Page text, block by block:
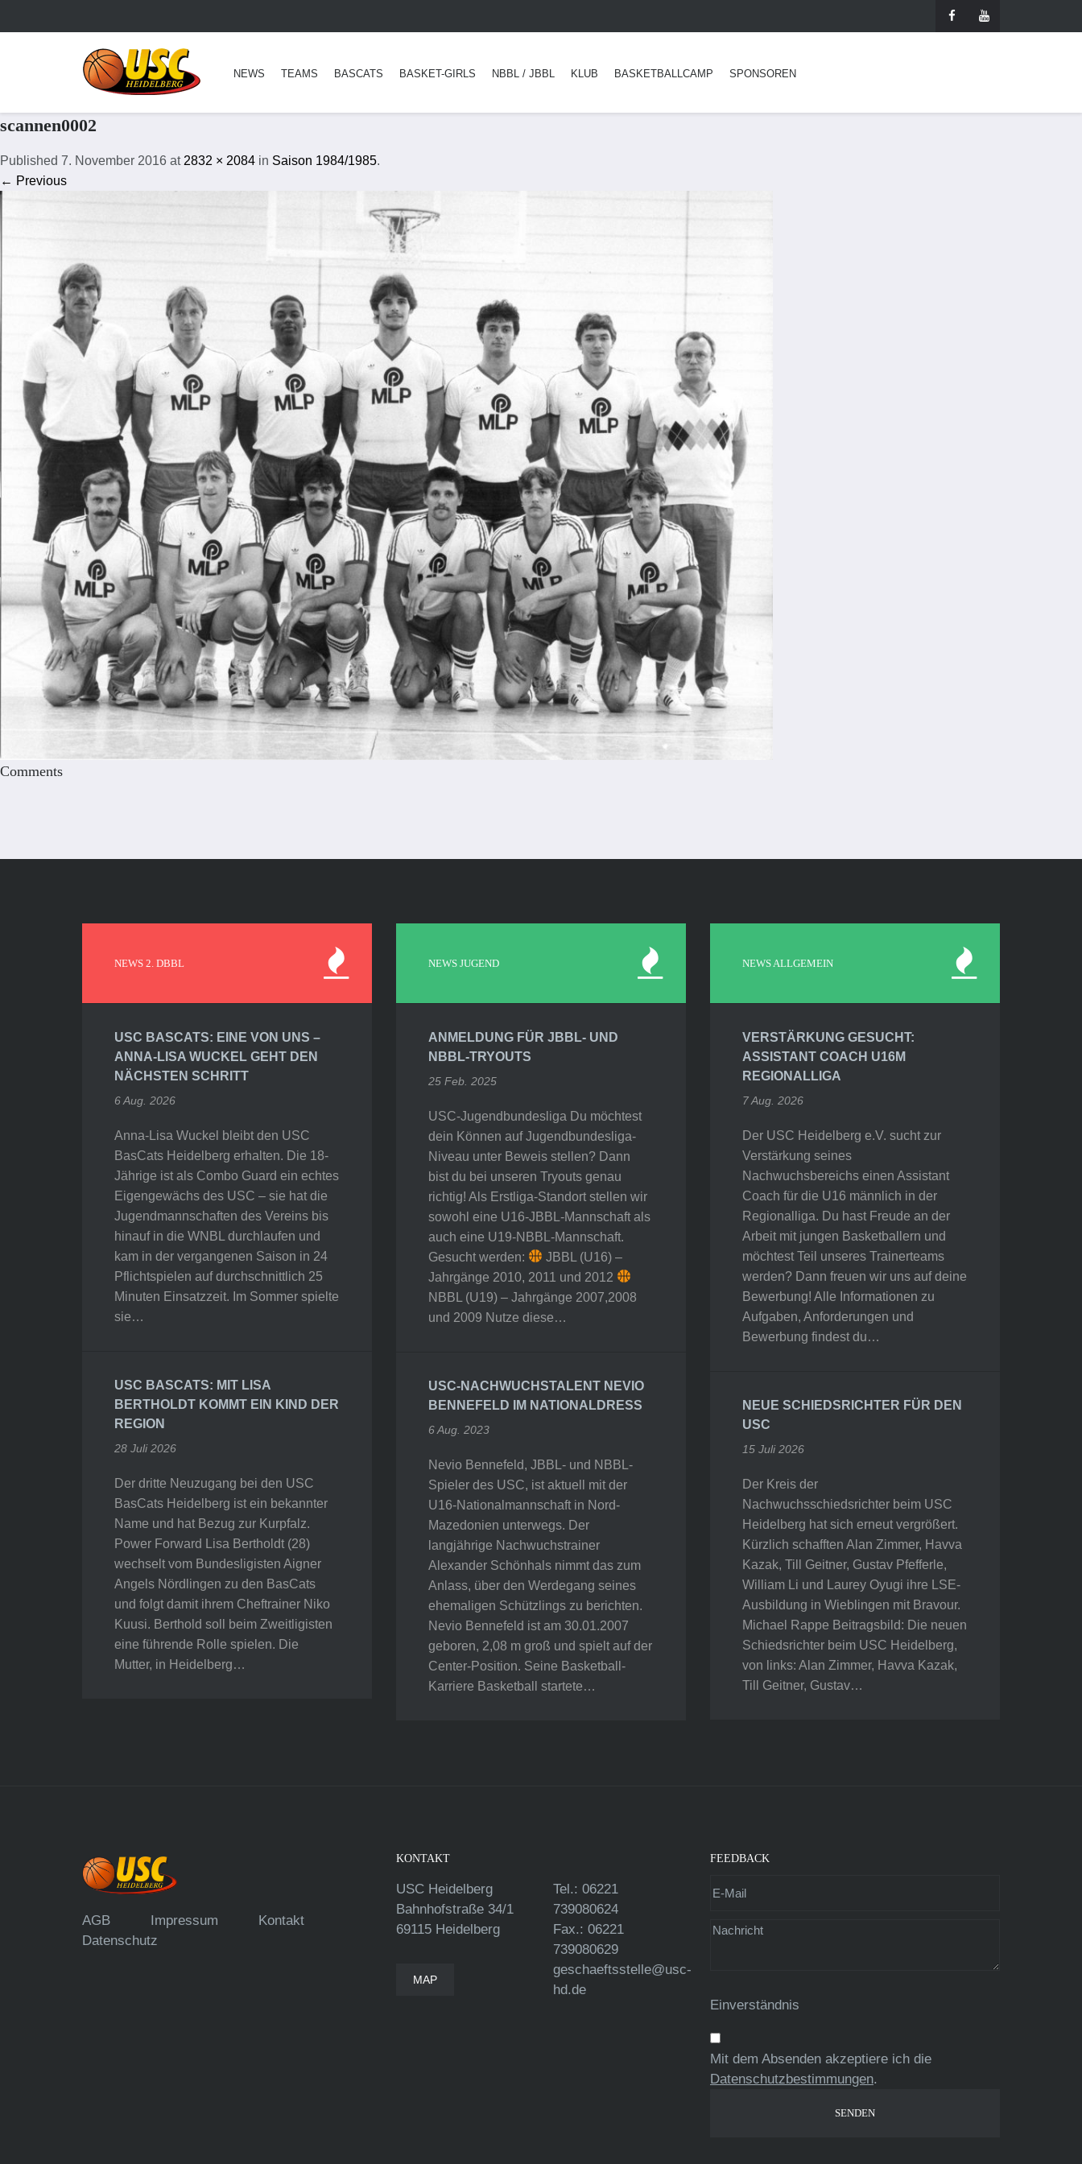
NEWS TEAMS BASCATS BASKET-GIRLS NBBL / JBBL KLUB BASKETBALLCAMP SPONSOREN
scannen0002
Published 7. November 2016 at 2832 × 2084 in Saison 1984/1985.
← Previous
Comments
NEWS 2. DBBL
USC BASCATS: EINE VON UNS –
ANNA-LISA WUCKEL GEHT DEN
NÄCHSTEN SCHRITT
6 Aug. 2026
Anna-Lisa Wuckel bleibt den USC
BasCats Heidelberg erhalten. Die 18-
Jährige ist als Combo Guard ein echtes
Eigengewächs des USC – sie hat die
Jugendmannschaften des Vereins bis
hinauf in die WNBL durchlaufen und
kam in der vergangenen Saison in 24
Pflichtspielen auf durchschnittlich 25
Minuten Einsatzzeit. Im Sommer spielte
sie…
USC BASCATS: MIT LISA
BERTHOLDT KOMMT EIN KIND DER
REGION
28 Juli 2026
Der dritte Neuzugang bei den USC
BasCats Heidelberg ist ein bekannter
Name und hat Bezug zur Kurpfalz.
Power Forward Lisa Bertholdt (28)
wechselt vom Bundesligisten Aigner
Angels Nördlingen zu den BasCats
und folgt damit ihrem Cheftrainer Niko
Kuusi. Berthold soll beim Zweitligisten
eine führende Rolle spielen. Die
Mutter, in Heidelberg…
NEWS JUGEND
ANMELDUNG FÜR JBBL- UND
NBBL-TRYOUTS
25 Feb. 2025
USC-Jugendbundesliga Du möchtest
dein Können auf Jugendbundesliga-
Niveau unter Beweis stellen? Dann
bist du bei unseren Tryouts genau
richtig! Als Erstliga-Standort stellen wir
sowohl eine U16-JBBL-Mannschaft als
auch eine U19-NBBL-Mannschaft.
Gesucht werden:
JBBL (U16) –
Jahrgänge 2010, 2011 und 2012
NBBL (U19) – Jahrgänge 2007,2008
und 2009 Nutze diese…
USC-NACHWUCHSTALENT NEVIO
BENNEFELD IM NATIONALDRESS
6 Aug. 2023
Nevio Bennefeld, JBBL- und NBBL-
Spieler des USC, ist aktuell mit der
U16-Nationalmannschaft in Nord-
Mazedonien unterwegs. Der
langjährige Nachwuchstrainer
Alexander Schönhals nimmt das zum
Anlass, über den Werdegang seines
ehemaligen Schützlings zu berichten.
Nevio Bennefeld ist am 30.01.2007
geboren, 2,08 m groß und spielt auf der
Center-Position. Seine Basketball-
Karriere Basketball startete…
NEWS ALLGEMEIN
VERSTÄRKUNG GESUCHT:
ASSISTANT COACH U16M
REGIONALLIGA
7 Aug. 2026
Der USC Heidelberg e.V. sucht zur
Verstärkung seines
Nachwuchsbereichs einen Assistant
Coach für die U16 männlich in der
Regionalliga. Du hast Freude an der
Arbeit mit jungen Basketballern und
möchtest Teil unseres Trainerteams
werden? Dann freuen wir uns auf deine
Bewerbung! Alle Informationen zu
Aufgaben, Anforderungen und
Bewerbung findest du…
NEUE SCHIEDSRICHTER FÜR DEN
USC
15 Juli 2026
Der Kreis der
Nachwuchsschiedsrichter beim USC
Heidelberg hat sich erneut vergrößert.
Kürzlich schafften Alan Zimmer, Havva
Kazak, Till Geitner, Gustav Pfefferle,
William Li und Laurey Oyugi ihre LSE-
Ausbildung in Wieblingen mit Bravour.
Michael Rappe Beitragsbild: Die neuen
Schiedsrichter beim USC Heidelberg,
von links: Alan Zimmer, Havva Kazak,
Till Geitner, Gustav…
AGB Impressum
Kontakt
Datenschutz
KONTAKT
USC Heidelberg
Bahnhofstraße 34/1
69115 Heidelberg
MAP
Tel.: 06221
739080624
Fax.: 06221
739080629
geschaeftsstelle@usc-
hd.de
FEEDBACK
Einverständnis
Mit dem Absenden akzeptiere ich die
Datenschutzbestimmungen.